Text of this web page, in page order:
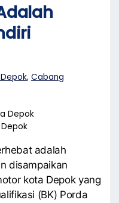
,Cabang
adalah
disampaikan
kota Depok yang
(BK) Porda